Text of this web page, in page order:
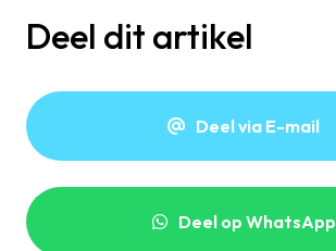
Deel dit artikel
Deel via E-mail
Deel op WhatsApp